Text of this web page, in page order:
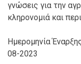
γνώσεις για την
κληρονομιά και
Ημερομηνία
08-2023